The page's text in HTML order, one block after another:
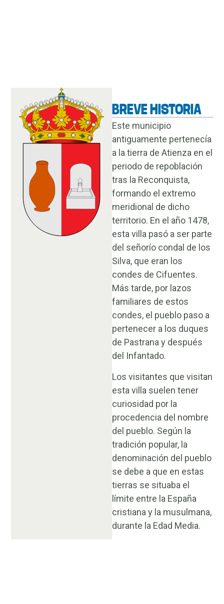
BREVE HISTORIA
Este municipio
antiguamente pertenecía
a la tierra de Atienza en el
periodo de repoblación
tras la Reconquista,
formando el extremo
meridional de dicho
territorio. En el año 1478,
esta villa pasó a ser parte
del señorío condal de los
Silva, que eran los
condes de Cifuentes.
Más tarde, por lazos
familiares de estos
condes, el pueblo paso a
pertenecer a los duques
de Pastrana y después
del Infantado.
Los visitantes que visitan
esta villa suelen tener
curiosidad por la
procedencia del nombre
del pueblo. Según la
tradición popular, la
denominación del pueblo
se debe a que en estas
tierras se situaba el
límite entre la España
cristiana y la musulmana,
durante la Edad Media.